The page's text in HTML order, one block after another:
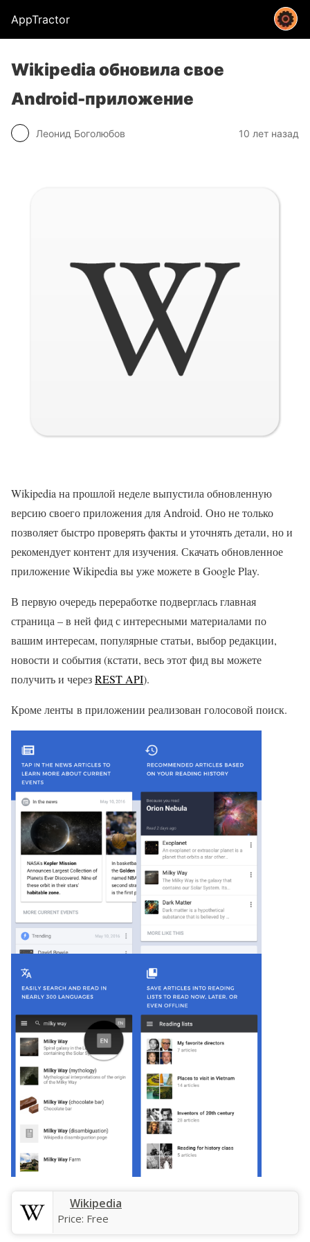
AppTractor
Wikipedia обновила свое
Android-приложение
Леонид Боголюбов 10 лет назад
Wikipedia на прошлой неделе выпустила обновленную
версию своего приложения для Android. Оно не только
позволяет быстро проверять факты и уточнять детали, но и
рекомендует контент для изучения. Скачать обновленное
приложение Wikipedia вы уже можете в Google Play.
В первую очередь переработке подверглась главная
страница – в ней фид с интересными материалами по
вашим интересам, популярные статьи, выбор редакции,
новости и события (кстати, весь этот фид вы можете
получить и черезREST API).
Кроме ленты в приложении реализован голосовой поиск.
Wikipedia
Price: Free